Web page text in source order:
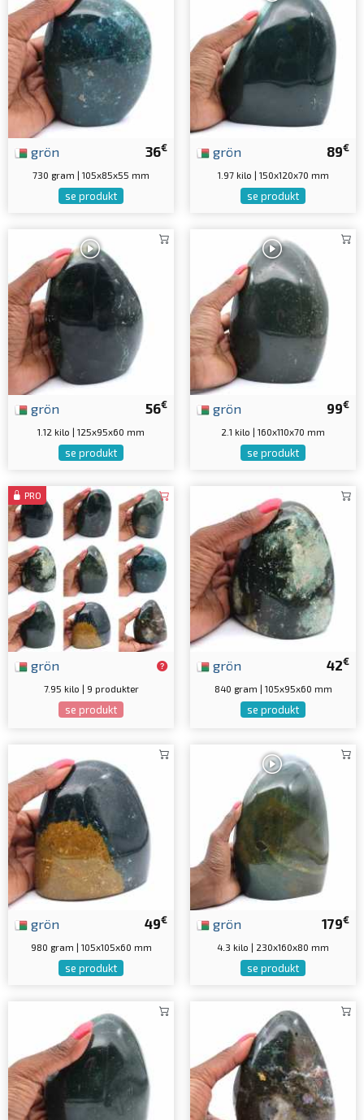
36€
grön
730 gram | 105x85x55 mm
se produkt
89€
grön
1.97 kilo | 150x120x70 mm
se produkt
56€
grön
1.12 kilo | 125x95x60 mm
se produkt
99€
grön
2.1 kilo | 160x110x70 mm
se produkt
PRO
grön
7.95 kilo | 9 produkter
se produkt
42€
grön
840 gram | 105x95x60 mm
se produkt
49€
grön
980 gram | 105x105x60 mm
se produkt
179€
grön
4.3 kilo | 230x160x80 mm
se produkt